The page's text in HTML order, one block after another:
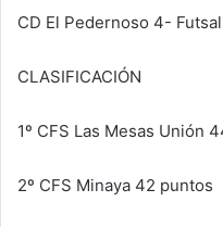
CD El Pedernoso 4-
CLASIFICACIÓN
1º CFS Las Mesas Unión
2º CFS Minaya 42 puntos